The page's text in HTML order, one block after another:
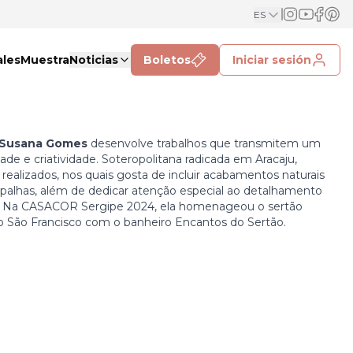
ES
MuestraNoticias Boletos Iniciar sesión
Gomes desenvolve trabalhos que transmitem um
e criatividade. Soteropolitana radicada em Aracaju,
nos quais gosta de incluir acabamentos naturais
além de dedicar atenção especial ao detalhamento
CASACOR Sergipe 2024, ela homenageou o sertão
Francisco com o banheiro Encantos do Sertão.